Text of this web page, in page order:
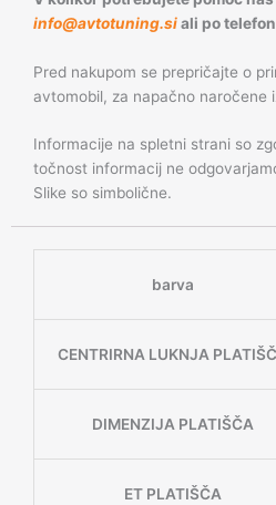
info@avtotuning.siali po
Pred nakupom se prepričajte o
avtomobil, za napačno naročene
Informacije na spletni strani so
točnost informacij ne
Slike so simbolične.
barva
CENTRIRNA LUKNJA
DIMENZIJA PLATIŠČA
ET PLATIŠČA